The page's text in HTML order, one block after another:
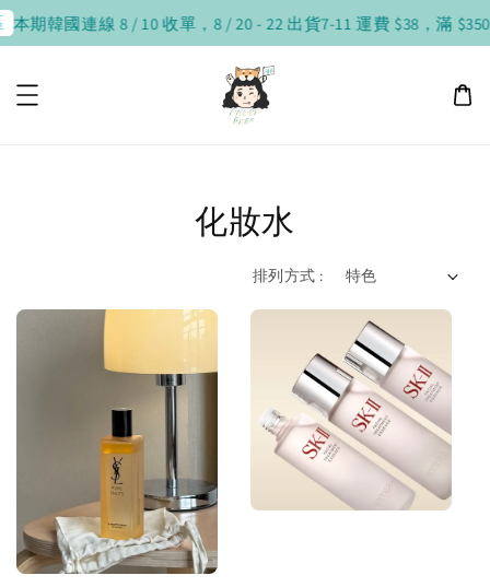
本期韓國連線 8 / 10 收單，8 / 20 - 22 出貨7-11 運費 $38，滿
化妝水
排列方式 :